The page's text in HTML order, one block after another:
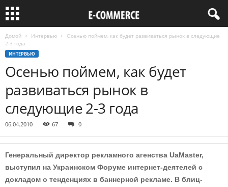
Домой Интервью
Осенью поймем, как будет развиваться рынок в следующие
2-3 года
ИНТЕРВЬЮ
Осенью поймем, как будет
развиваться рынок в
следующие 2-3 года
06.04.2010 67 0
Генеральный директор рекламного агенства UaMaster,
выступил на Украинском Форуме интернет-деятелей с
докладом о тенденциях в баннерной рекламе. В блиц-